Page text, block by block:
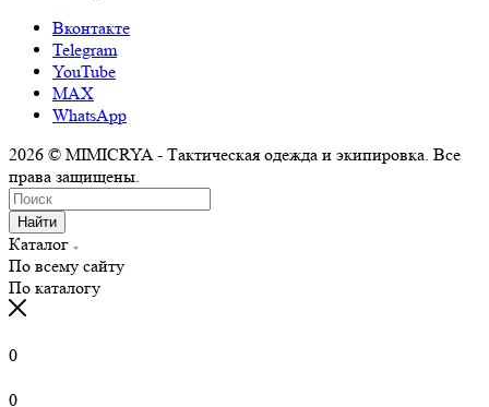
Вконтакте
Telegram
YouTube
MAX
WhatsApp
2026 © MIMICRYA - Тактическая одежда и экипировка. Все
права защищены.
Найти
Каталог
По всему сайту
По каталогу
0
0